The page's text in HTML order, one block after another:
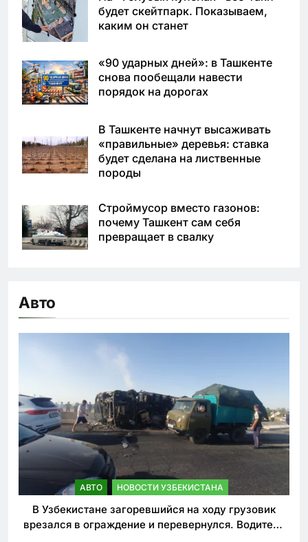
будет скейтпарк. Показываем,
каким он станет
«90 ударных дней»: в Ташкенте
снова пообещали навести
порядок на дорогах
В Ташкенте начнут высаживать
«правильные» деревья: ставка
будет сделана на лиственные
породы
Строймусор вместо газонов:
почему Ташкент сам себя
превращает в свалку
Авто
АВТО НОВОСТИ УЗБЕКИСТАНА
В Узбекистане загоревшийся на ходу грузовик
врезался в ограждение и перевернулся. Водитель